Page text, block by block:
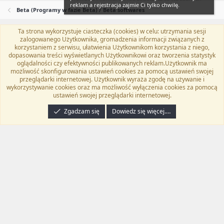
Beta (Programy w fazie Beta) / Beta softwares
Flat Awesome + (Parent DO NOT EDIT)
Polski (PL)
Kontakt
Regulamin Polityka prywatności Pomoc
TwitterKontakt
RSS
Community platform by XenForo® © 2010-2024 XenForo Ltd.
programyzadarmo.net.pl . | Xenforo Add-ons
Email Check by MPM.PM
reklam a rejestracja zajmie Ci tylko chwilę.
Ta strona wykorzystuje ciasteczka (cookies) w celu: utrzymania sesji
zalogowanego Użytkownika, gromadzenia informacji związanych z
korzystaniem z serwisu, ułatwienia Użytkownikom korzystania z niego,
dopasowania treści wyświetlanych Użytkownikowi oraz tworzenia statystyk
oglądalności czy efektywności publikowanych reklam.Użytkownik ma
możliwość skonfigurowania ustawień cookies za pomocą ustawień swojej
przeglądarki internetowej. Użytkownik wyraża zgodę na używanie i
wykorzystywanie cookies oraz ma możliwość wyłączenia cookies za pomocą
ustawień swojej przeglądarki internetowej.
Zgadzam się
Dowiedz się więcej.…